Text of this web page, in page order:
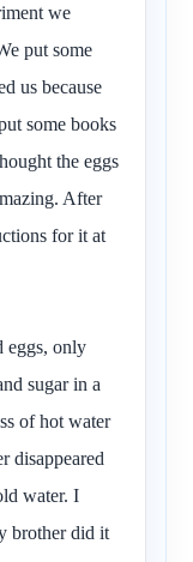
we
put some
us because
some books
the eggs
After
for it at
eggs, only
sugar in a
of hot water
disappeared
water. I
brother did it